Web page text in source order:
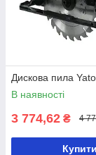
Дискова пила
В наявності
3 774,62 ₴ 4
Купити